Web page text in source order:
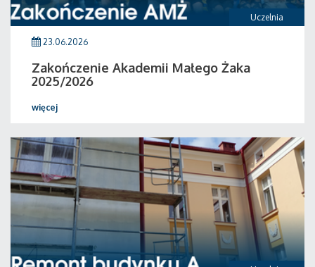
Uczelnia
23.06.2026
Zakończenie Akademii Małego Żaka
2025/2026
więcej